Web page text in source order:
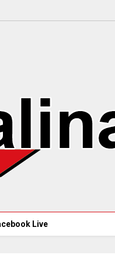
Live